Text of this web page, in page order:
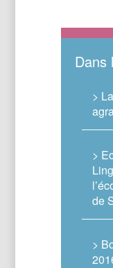
Dans
>
>
de
>